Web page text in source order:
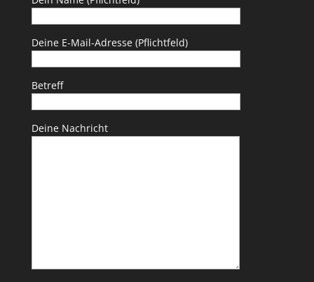
Deine E-Mail-Adresse (Pflichtfeld)
Betreff
Deine Nachricht